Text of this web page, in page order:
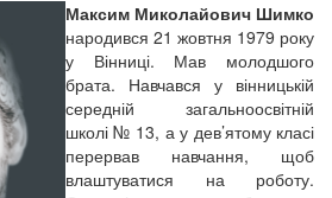
Максим Миколайович Шимко
народився 21 жовтня 1979 року
у Вінниці. Мав молодшого
брата. Навчався у вінницькій
середній загальноосвітній
школі № 13, а у дев’ятому класі
перервав навчання, щоб
влаштуватися на роботу.